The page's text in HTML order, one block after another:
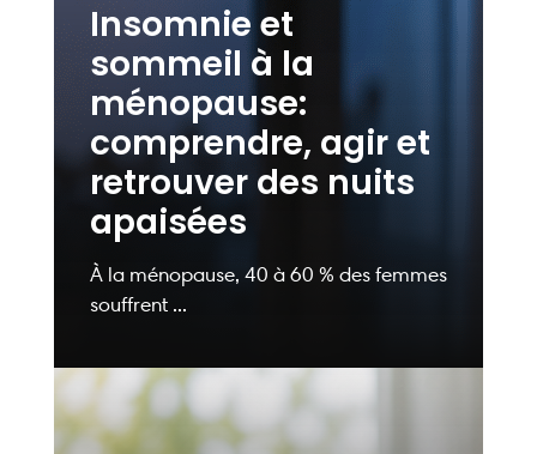
Insomnie et
sommeil à la
ménopause:
comprendre, agir et
retrouver des nuits
apaisées
À la ménopause, 40 à 60 % des femmes
souffrent ...